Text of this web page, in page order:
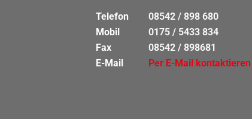
Telefon
08542 / 898 680
Mobil
0175 / 5433 834
Fax
08542 / 898681
E-Mail
Per E-Mail kontaktieren